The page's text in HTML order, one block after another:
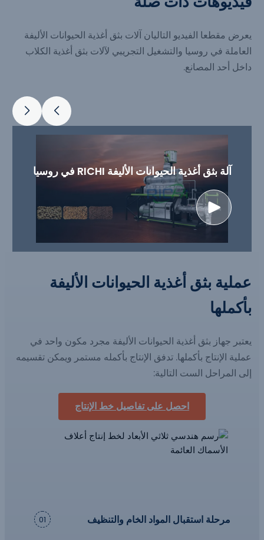
يعرض مقطعا الفيديو التاليان آلات بثق أغذية الحيوانات الأليفة
العاملة في روسيا والتشغيل التجريبي لآلات بثق أغذية الكلاب
داخل أحد المصانع.
آلة بثق أغذية الحيوانات الأليفة RICHI في روسيا
عملية بثق أغذية الحيوانات الأليفة
بأكملها
يعتبر جهاز بثق أغذية الحيوانات الأليفة مجرد مكون واحد في
عملية الإنتاج بأكملها. تدفق الإنتاج بأكمله مستمر ويمكن تقسيمه
إلى المراحل الست التالية:
احصل على تفاصيل خط الإنتاج
مرحلة استقبال المواد الخام والتنظيف 01